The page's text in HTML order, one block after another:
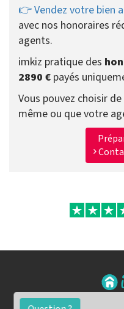
👉 Vendez votre bien
avec nos honoraires
agents.
imkiz pratique des
2890 € payés
Vous pouvez choisir
même ou que votre